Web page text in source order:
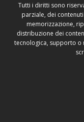
Tutti i diritti sono
parziale, dei
memorizzazione,
distribuzione dei
tecnologica, supporto o